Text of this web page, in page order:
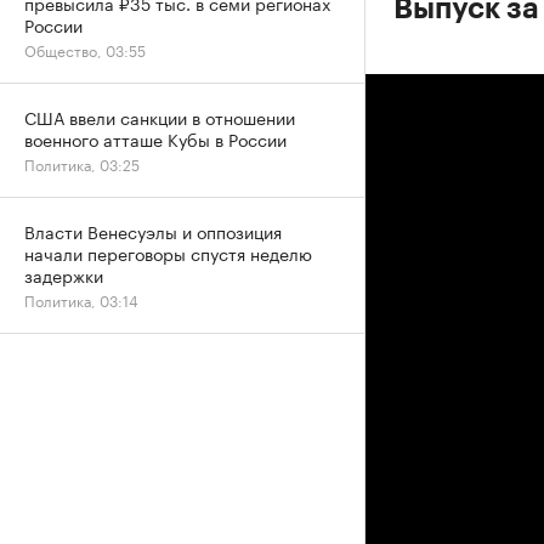
Выпуск
России
Общество, 03:55
США ввели санкции в отношении
военного атташе Кубы в России
Политика, 03:25
Власти Венесуэлы и оппозиция
начали переговоры спустя неделю
задержки
Политика, 03:14